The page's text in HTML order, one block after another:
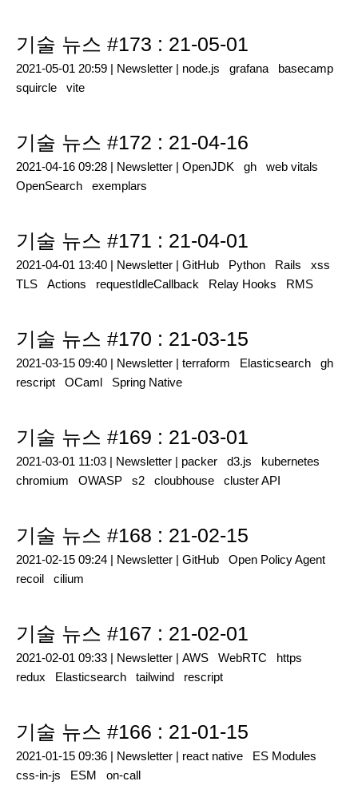
기술 뉴스 #173 : 21-05-01
2021-05-01 20:59 | Newsletter | node.js grafana
basecamp
squircle
vite
기술 뉴스 #172 : 21-04-16
2021-04-16 09:28 | Newsletter | OpenJDK gh
web vitals
OpenSearch
exemplars
기술 뉴스 #171 : 21-04-01
2021-04-01 13:40 | Newsletter | GitHub Python Rails
xss
TLS
Actions requestIdleCallback Relay Hooks RMS
기술 뉴스 #170 : 21-03-15
2021-03-15 09:40 | Newsletter | terraform Elasticsearch
gh
rescript
OCaml Spring Native
기술 뉴스 #169 : 21-03-01
2021-03-01 11:03 | Newsletter | packer d3.js
kubernetes
chromium
OWASP s2 cloubhouse cluster API
기술 뉴스 #168 : 21-02-15
2021-02-15 09:24 | Newsletter | GitHub
Open Policy Agent
recoil
cilium
기술 뉴스 #167 : 21-02-01
2021-02-01 09:33 | Newsletter | AWS WebRTC
https
redux
Elasticsearch tailwind rescript
기술 뉴스 #166 : 21-01-15
2021-01-15 09:36 | Newsletter | react native
ES Modules
css-in-js
ESM on-call